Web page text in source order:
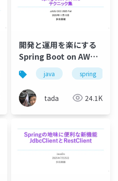
spring-boot
開発と運用を楽にする
Spring Boot on AWS
テクニック集 #jjug
#jjug_ccc
java spring
tada 24.1K